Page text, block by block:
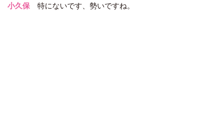
小久保 特にないです、勢いですね。